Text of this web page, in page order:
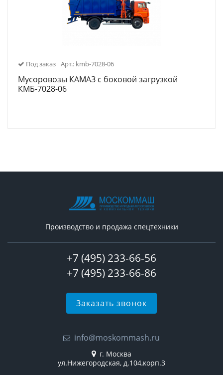
Под заказ Арт.: kmb-7028-06
Мусоровозы КАМАЗ с боковой загрузкой
КМБ-7028-06
Производство и продажа спецтехники
+7 (495) 233-66-56
+7 (495) 233-66-86
Заказать звонок
info@moskommash.ru
г. Москва
ул.Нижегородская, д.104,корп.3